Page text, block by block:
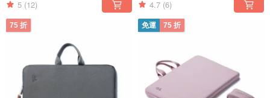
5 (12) 4.7 (6)
75 折 免運 75 折